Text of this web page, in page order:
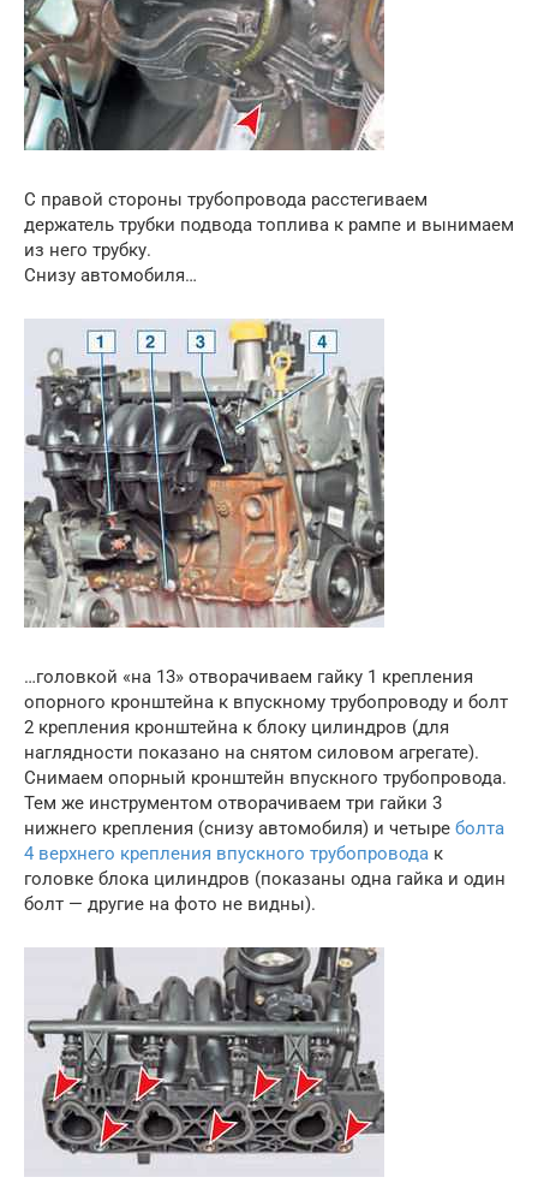
С правой стороны трубопровода расстегиваем
держатель трубки подвода топлива к рампе и вынимаем
из него трубку.
Снизу автомобиля…
…головкой «на 13» отворачиваем гайку 1 крепления
опорного кронштейна к впускному трубопроводу и болт
2 крепления кронштейна к блоку цилиндров (для
наглядности показано на снятом силовом агрегате).
Снимаем опорный кронштейн впускного трубопровода.
Тем же инструментом отворачиваем три гайки 3
нижнего крепления (снизу автомобиля) и четыре болта
4 верхнего крепления впускного трубопровода к
головке блока цилиндров (показаны одна гайка и один
болт — другие на фото не видны).